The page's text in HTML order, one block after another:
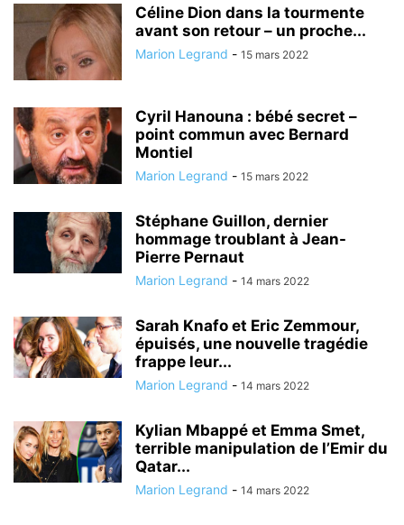
Céline Dion dans la tourmente
avant son retour – un proche...
Marion Legrand - 15 mars 2022
Cyril Hanouna : bébé secret –
point commun avec Bernard
Montiel
Marion Legrand - 15 mars 2022
Stéphane Guillon, dernier
hommage troublant à Jean-
Pierre Pernaut
Marion Legrand - 14 mars 2022
Sarah Knafo et Eric Zemmour,
épuisés, une nouvelle tragédie
frappe leur...
Marion Legrand - 14 mars 2022
Kylian Mbappé et Emma Smet,
terrible manipulation de l’Emir du
Qatar...
Marion Legrand - 14 mars 2022